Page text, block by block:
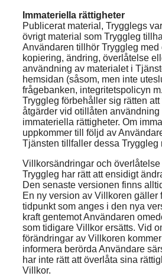
Immateriella rättigheter
Publicerat material, Trygglegs
övrigt material som Tryggleg
Användaren tillhör Tryggleg med
kopiering, ändring, överlåtelse
användning av materialet i
hemsidan (såsom, men inte
frågebanken, integritetspolicyn
Tryggleg förbehåller sig rätten
åtgärder vid otillåten användning
immateriella rättigheter. Om
uppkommer till följd av
Tjänsten tillfaller dessa Tryggleg
Villkorsändringar och överlåtelse
Tryggleg har rätt att ensidigt
Den senaste versionen finns
En ny version av Villkoren gäller
tidpunkt som anges i den nya
kraft gentemot Användaren
som tidigare Villkor ersätts. Vid
förändringar av Villkoren
informera berörda Användare
har inte rätt att överlåta sina
Villkor.